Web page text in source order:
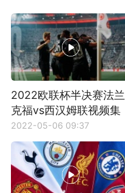
2022欧联杯半决赛法兰
克福vs西汉姆联视频集
锦
2022-05-06 09:37